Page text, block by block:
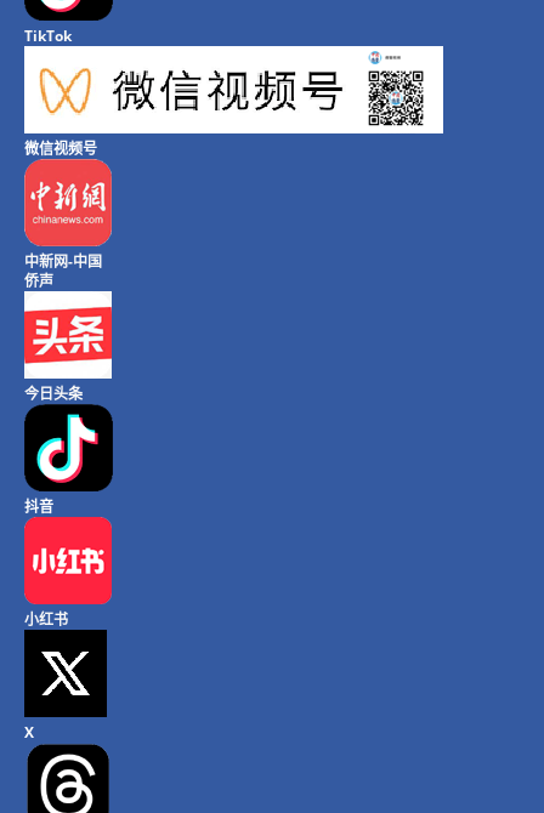
TikTok
微信视频号
中新网-中国
侨声
今日头条
抖音
小红书
X